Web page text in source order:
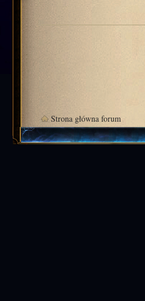
Strona główna forum